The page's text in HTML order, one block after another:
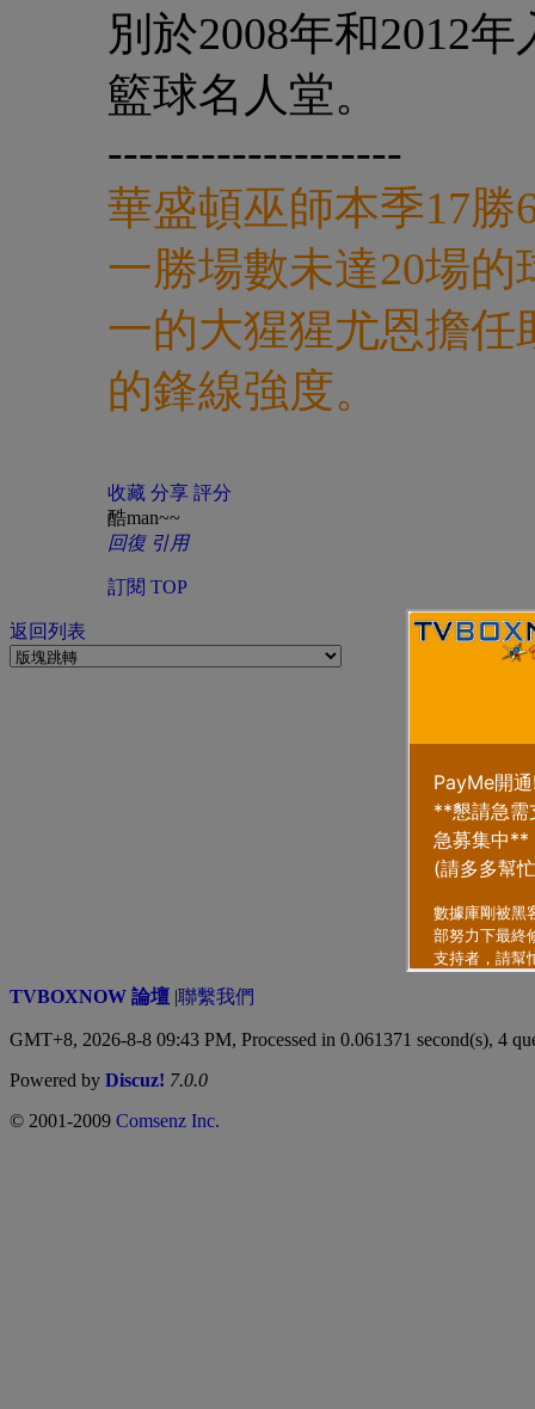
別於2008年和2012
籃球名人堂。
-------------------
華盛頓巫師本季17
一勝場數未達20場
一的大猩猩尤恩擔
的鋒線強度。
收藏 分享 評分
酷man~~
回復 引用
訂閱 TOP
返回列表
TVBOXNOW 論壇 |聯繫我們
GMT+8, 2026-8-8 09:43 PM, Processed in 0.061371 second(s), 4
Powered by Discuz! 7.0.0
© 2001-2009 Comsenz Inc.